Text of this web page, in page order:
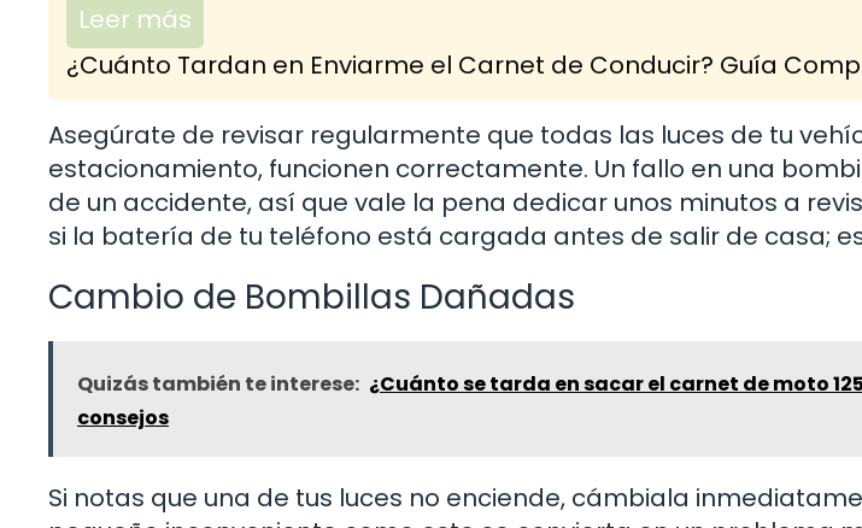
Leer más
¿Cuánto Tardan en Enviarme el Carnet de Conducir? Guía
Asegúrate de revisar regularmente que todas las luces de tu
estacionamiento, funcionen correctamente. Un fallo en una
de un accidente, así que vale la pena dedicar unos minutos a
si la batería de tu teléfono está cargada antes de salir de casa;
Cambio de Bombillas Dañadas
Quizás también te interese: ¿Cuánto se tarda en sacar el carnet de moto
consejos
Si notas que una de tus luces no enciende, cámbiala